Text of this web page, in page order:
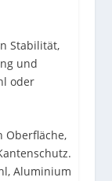
Stabilität,
und
oder
Oberfläche,
Aluminium